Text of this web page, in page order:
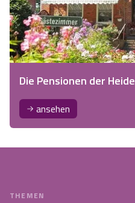
Die Pensionen der Heide
ansehen
THEMEN